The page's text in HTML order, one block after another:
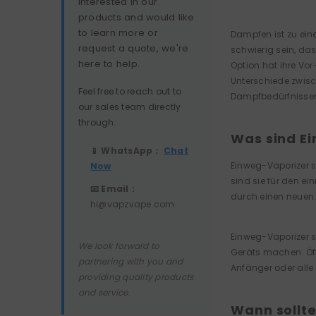
products and would like
to learn more or
request a quote, we're
here to help.
Feel free to reach out to
our sales team directly
through:
📱 WhatsApp： Chat
Now
📧 Email：
hi@vapzvape.com
We look forward to
partnering with you and
providing quality products
and service.
Dampfen ist zu
schwierig sein,
Option hat ihre
Unterschiede
Was sind
Einweg-Vaporizer
sind sie für den
durch einen neuen.
Einweg-Vaporizer
Geräts machen.
Anfänger oder
Wann